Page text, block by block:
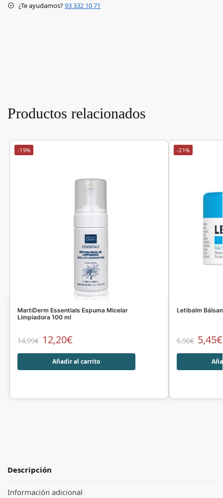
¿Te ayudamos?93 332 10 71
Productos relacionados
-19%
MartiDerm Essentials Espuma Micelar
Limpiadora 100 ml
14,99€ 12,20€
Añadir al carrito
-21%
Letibalm
6,90€ 5,45€
Descripción
Información adicional